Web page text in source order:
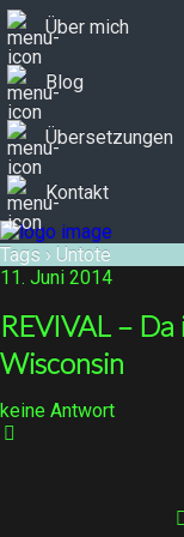
Über mich
Blog
Übersetzungen
Kontakt
Tags › Untote
11. Juni 2014
REVIVAL –
Wisconsin
keine Antwort